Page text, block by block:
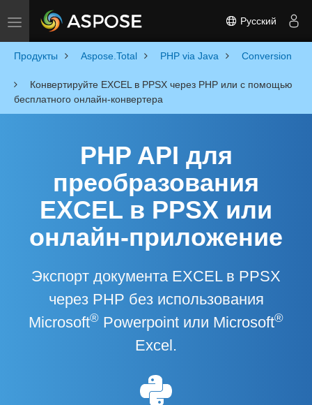
Toggle navigation Русский
Продукты Aspose.Total PHP via Java Conversion
Конвертируйте EXCEL в PPSX через PHP или с помощью
бесплатного онлайн-конвертера
PHP API для
преобразования
EXCEL в PPSX или
онлайн-приложение
Экспорт документа EXCEL в PPSX
через PHP без использования
Microsoft® Powerpoint или Microsoft®
Excel.